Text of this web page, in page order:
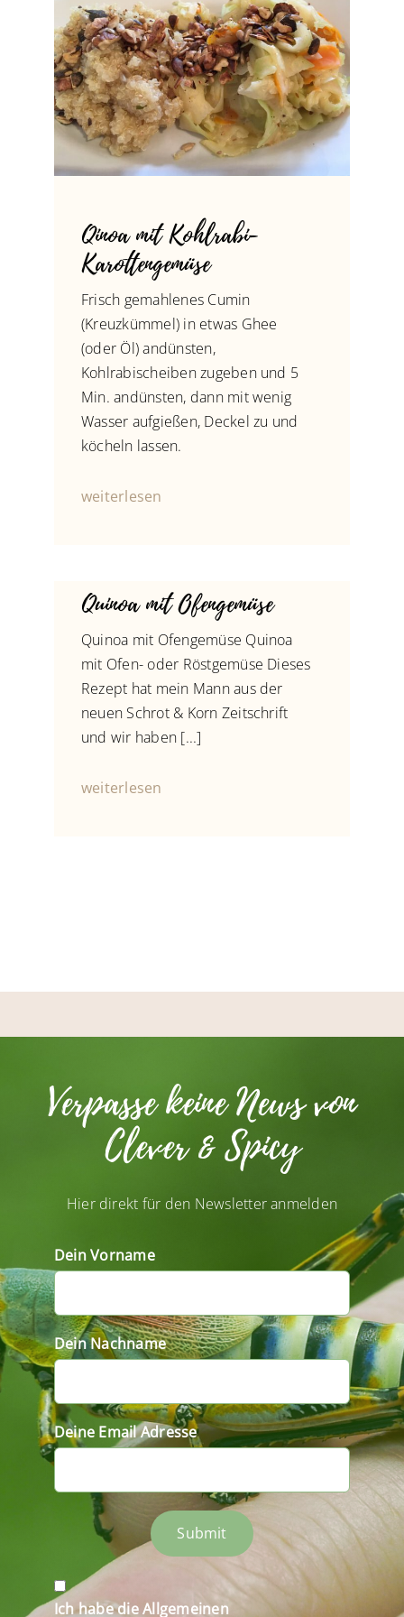
Qinoa mit Kohlrabi-
Karottengemüse
Frisch gemahlenes Cumin
(Kreuzkümmel) in etwas Ghee
(oder Öl) andünsten,
Kohlrabischeiben zugeben und 5
Min. andünsten, dann mit wenig
Wasser aufgießen, Deckel zu und
köcheln lassen.
weiterlesen
Quinoa mit Ofengemüse
Quinoa mit Ofengemüse Quinoa
mit Ofen- oder Röstgemüse Dieses
Rezept hat mein Mann aus der
neuen Schrot & Korn Zeitschrift
und wir haben [...]
weiterlesen
Verpasse keine News von
Clever & Spicy
Hier direkt für den Newsletter anmelden
Dein Vorname
Dein Nachname
Deine Email Adresse
Submit
Ich habe die Allgemeinen